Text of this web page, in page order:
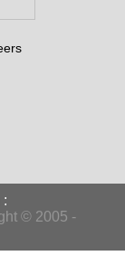
:
© 2005 -